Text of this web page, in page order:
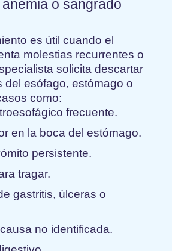
o sangrado
es útil cuando el
molestias recurrentes o
solicita descartar
del esófago, estómago o
como:
frecuente.
en la boca del estómago.
persistente.
tragar.
gastritis, úlceras o
no identificada.